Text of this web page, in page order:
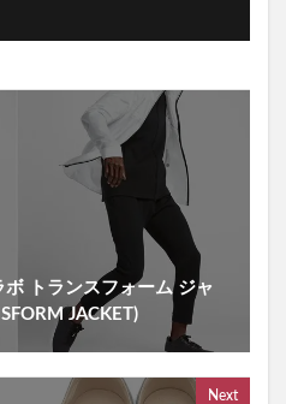
トランスフォーム ジャ
JACKET)
Next